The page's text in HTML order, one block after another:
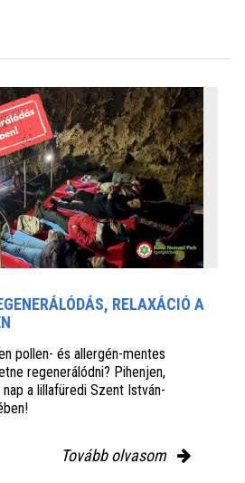
RELAXÁCIÓ A
pollen- és allergén-mentes
regenerálódni? Pihenjen,
a lillafüredi Szent István-
Tovább olvasom